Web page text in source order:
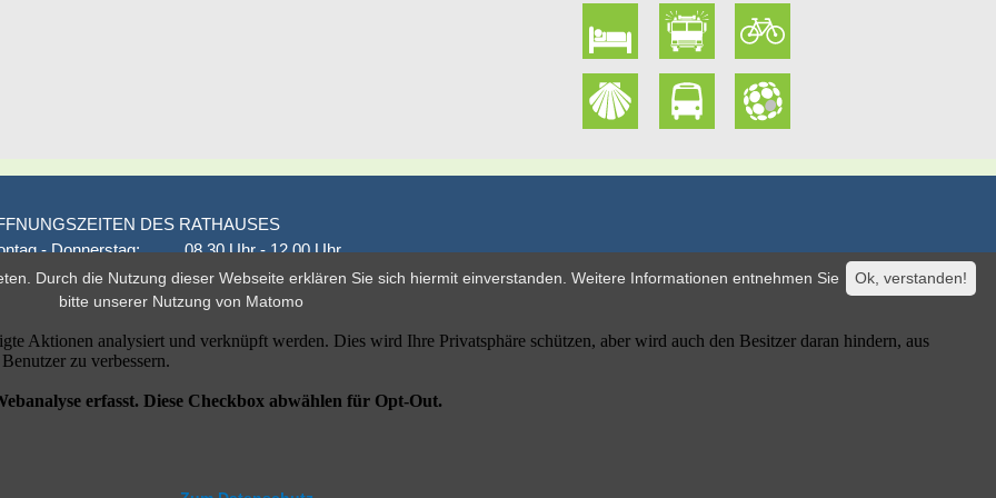
DES RATHAUSES
- Donnerstag:
08.30 Uhr - 12.00 Uhr
auch:
14.00 Uhr - 18.00 Uhr
1. und 3. Montag
16.00 Uhr - 18.00 Uhr
nach Vereinbarung
Ok, verstanden!
Durch die Nutzung dieser Webseite erklären Sie sich hiermit einverstanden. Weitere Informationen entnehmen Sie
bitte unserer Nutzung von Matomo